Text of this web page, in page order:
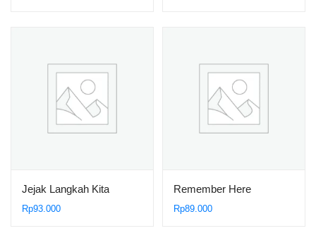
Jejak Langkah Kita
Rp93.000
Remember Here
Rp89.000